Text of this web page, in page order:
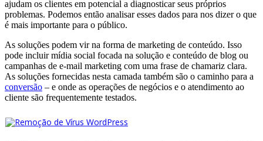
ajudam os clientes em potencial a diagnosticar seus próprios
problemas. Podemos então analisar esses dados para nos dizer o que
é mais importante para o público.
As soluções podem vir na forma de marketing de conteúdo. Isso
pode incluir mídia social focada na solução e conteúdo de blog ou
campanhas de e-mail marketing com uma frase de chamariz clara.
As soluções fornecidas nesta camada também são o caminho para a
conversão – e onde as operações de negócios e o atendimento ao
cliente são frequentemente testados.